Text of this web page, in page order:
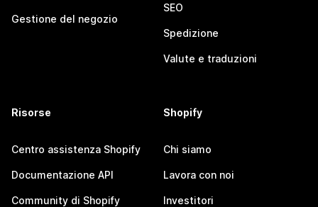
Gestione del negozio
SEO
Spedizione
Valute e traduzioni
Risorse
Centro assistenza Shopify
Documentazione API
Community di Shopify
Shopify
Chi siamo
Lavora con noi
Investitori